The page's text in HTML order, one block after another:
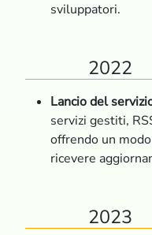
sviluppatori.
2022
Lancio del
servizi gestiti,
offrendo un
ricevere
2023